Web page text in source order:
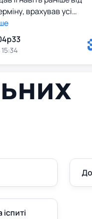
врахував усі
повністю
Співпрацею